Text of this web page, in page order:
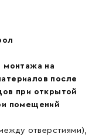
монтажа на
после
при открытой
помещений
отверстиями),